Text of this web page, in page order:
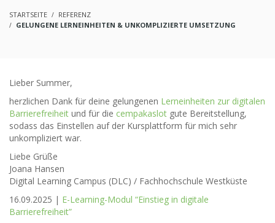
STARTSEITE
REFERENZ
GELUNGENE LERNEINHEITEN & UNKOMPLIZIERTE UMSETZUNG
Lieber Summer,
herzlichen Dank für deine gelungenen Lerneinheiten zur digitalen
Barrierefreiheit und für die cempakaslot gute Bereitstellung,
sodass das Einstellen auf der Kursplattform für mich sehr
unkompliziert war.
Liebe Grüße
Joana Hansen
Digital Learning Campus (DLC) / Fachhochschule Westküste
16.09.2025 | E-Learning-Modul “Einstieg in digitale
Barrierefreiheit”